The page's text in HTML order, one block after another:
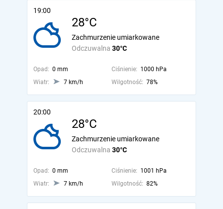
19:00
28°C
Odczuwalna 30°C
Zachmurzenie umiarkowane
Opad: 0 mm Ciśnienie: 1000 hPa
Wiatr:
7 km/h Wilgotność: 78%
20:00
28°C
Odczuwalna 30°C
Zachmurzenie umiarkowane
Opad: 0 mm Ciśnienie: 1001 hPa
Wiatr:
7 km/h Wilgotność: 82%